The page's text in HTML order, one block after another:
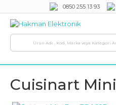
0850 255 13 93
Cuisinart Mini